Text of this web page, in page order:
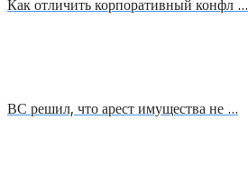
Как отличить корпоративный конфл …
ВС решил, что арест имущества не …